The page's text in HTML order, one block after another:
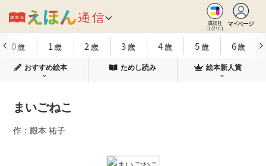
講談社
コクリコ
マイページ
0歳 1歳 2 歳 3歳 4歳 5歳 6歳
おすすめ絵本 ためし読み 絵本新人賞
まいごねこ
作：殿本 祐子